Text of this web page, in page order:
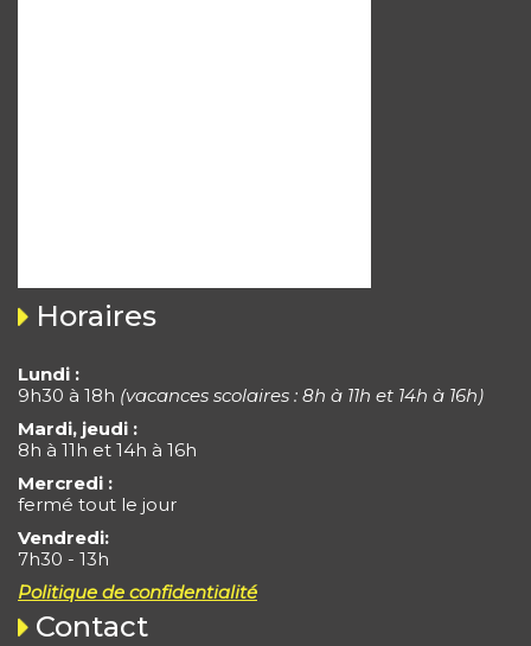
Horaires
Lundi :
9h30 à 18h (vacances scolaires : 8h à 11h et 14h à 16h)
Mardi, jeudi :
8h à 11h et 14h à 16h
Mercredi :
fermé tout le jour
Vendredi:
7h30 - 13h
Politique de confidentialité
Contact